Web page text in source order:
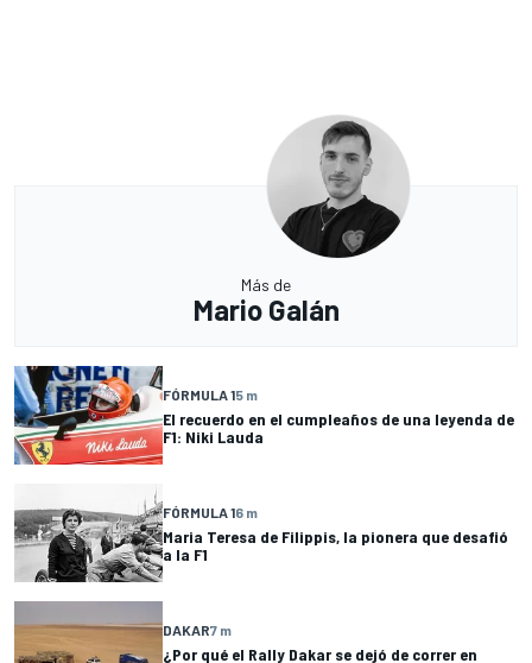
Más de
Mario Galán
FÓRMULA 15 m
El recuerdo en el cumpleaños de una leyenda de
F1: Niki Lauda
FÓRMULA 16 m
Maria Teresa de Filippis, la pionera que desafió
a la F1
DAKAR7 m
¿Por qué el Rally Dakar se dejó de correr en